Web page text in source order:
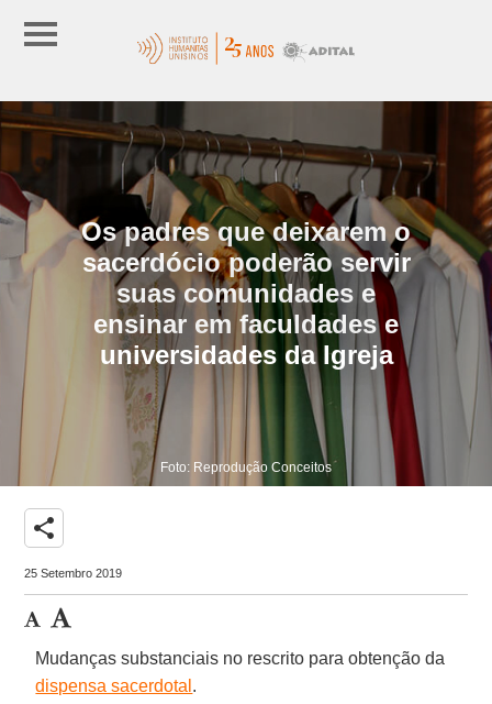
Os padres que deixarem o
sacerdócio poderão servir
suas comunidades e
ensinar em faculdades e
universidades da Igreja
Foto: Reprodução Conceitos
share
25 Setembro 2019
Mudanças substanciais no rescrito para obtenção da
dispensa sacerdotal .